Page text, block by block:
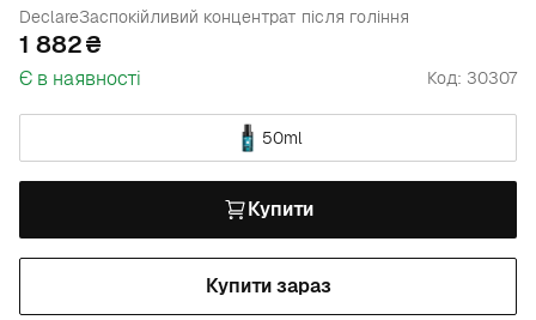
DeclareЗаспокійливий концентрат після гоління
1 882
Є в наявності Код: 30307
50ml
Купити
Купити зараз